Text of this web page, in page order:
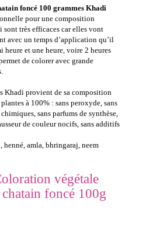
foncé 100 grammes Khadi
pour une composition
très efficaces car elles vont
avec un temps d’application qu’il
heure et une heure, voire 2 heures
de colorer avec grande
Khadi provient de sa composition
à 100% : sans peroxyde, sans
sans parfums de synthèse,
de couleur nocifs, sans additifs
henné, amla, bhringaraj, neem
végétale
foncé 100g